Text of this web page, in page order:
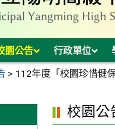
園公告 行政單位
> 112年度「校園珍惜健
校園公